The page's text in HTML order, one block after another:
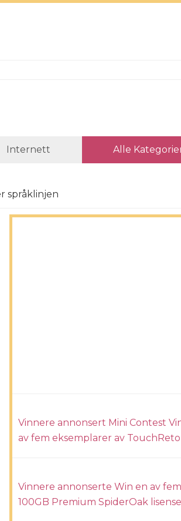
Internett Alle
språklinjen
Vinnere annonsert Mini Contest
av fem eksemplarer av
Vinnere annonserte Win en av fem
100GB Premium SpiderOak